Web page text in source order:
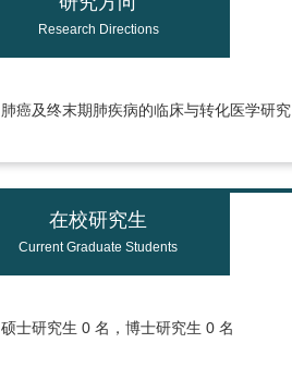
Research Directions
肺癌及终末期肺疾病的临床与转化医学研究
在校研究生
Current Graduate Students
硕士研究生 0 名，博士研究生 0 名